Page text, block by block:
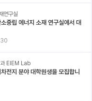
연구실
중립 에너지 소재 연구실에서 대
과 EIEM Lab
전지 분야 대학원생을 모집합니